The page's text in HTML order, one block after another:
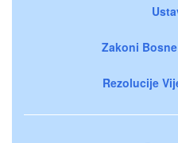
Zakoni
Rezolucije